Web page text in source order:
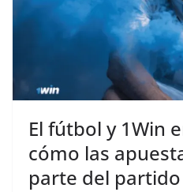
El fútbol y 1Win
cómo las
parte del partido